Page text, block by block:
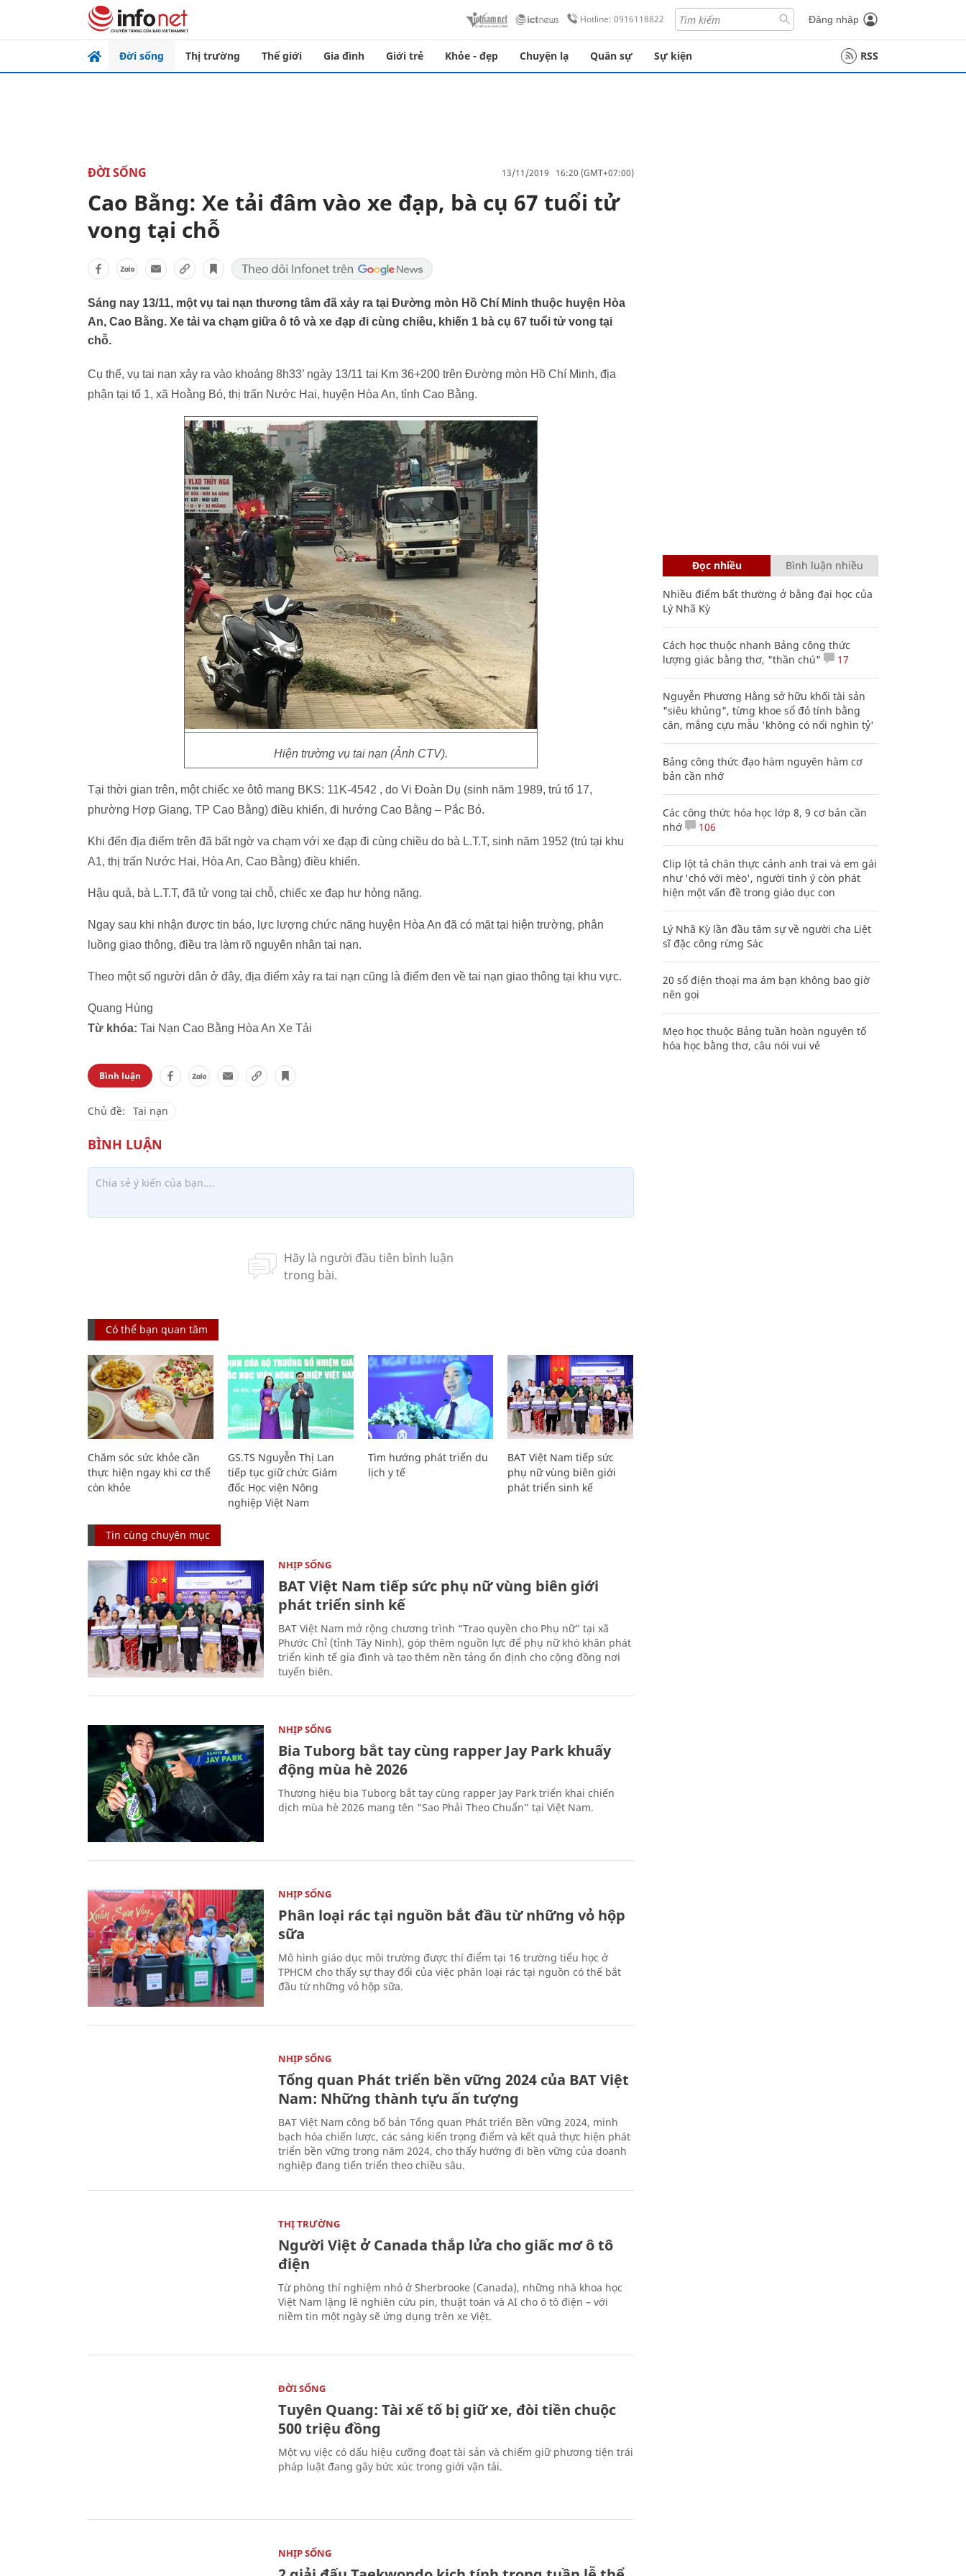
Hotline: 0916118822 Đăng nhập
Đời sống Thị trường Thế giới Gia đình Giới trẻ Khỏe - đẹp Chuyện lạ Quân sự Sự kiện RSS
ĐỜI SỐNG 13/11/2019 16:20 (GMT+07:00)
Cao Bằng: Xe tải đâm vào xe đạp, bà cụ 67 tuổi tử
vong tại chỗ
Sáng nay 13/11, một vụ tai nạn thương tâm đã xảy ra tại Đường mòn Hồ Chí Minh thuộc huyện Hòa
An, Cao Bằng. Xe tải va chạm giữa ô tô và xe đạp đi cùng chiều, khiến 1 bà cụ 67 tuổi tử vong tại
chỗ.
Cụ thể, vụ tai nạn xảy ra vào khoảng 8h33’ ngày 13/11 tại Km 36+200 trên Đường mòn Hồ Chí Minh, địa
phận tại tổ 1, xã Hoằng Bó, thị trấn Nước Hai, huyện Hòa An, tỉnh Cao Bằng.
Hiện trường vụ tai nạn (Ảnh CTV).
Tại thời gian trên, một chiếc xe ôtô mang BKS: 11K-4542 , do Vi Đoàn Dụ (sinh năm 1989, trú tổ 17,
phường Hợp Giang, TP Cao Bằng) điều khiển, đi hướng Cao Bằng – Pắc Bó.
Khi đến địa điểm trên đã bất ngờ va chạm với xe đạp đi cùng chiều do bà L.T.T, sinh năm 1952 (trú tại khu
A1, thị trấn Nước Hai, Hòa An, Cao Bằng) điều khiển.
Hậu quả, bà L.T.T, đã tử vong tại chỗ, chiếc xe đạp hư hỏng nặng.
Ngay sau khi nhận được tin báo, lực lượng chức năng huyện Hòa An đã có mặt tại hiện trường, phân
luồng giao thông, điều tra làm rõ nguyên nhân tai nạn.
Theo một số người dân ở đây, địa điểm xảy ra tai nạn cũng là điểm đen về tai nạn giao thông tại khu vực.
Quang Hùng
Từ khóa: Tai Nạn Cao Bằng Hòa An Xe Tải
Bình luận
Chủ đề: Tai nạn
Có thể bạn quan tâm
Chăm sóc sức khỏe cần
thực hiện ngay khi cơ thể
còn khỏe
GS.TS Nguyễn Thị Lan
tiếp tục giữ chức Giám
đốc Học viện Nông
nghiệp Việt Nam
Tìm hướng phát triển du
lịch y tế
BAT Việt Nam tiếp sức
phụ nữ vùng biên giới
phát triển sinh kế
Tin cùng chuyên mục
NHỊP SỐNG
BAT Việt Nam tiếp sức phụ nữ vùng biên giới
phát triển sinh kế
BAT Việt Nam mở rộng chương trình “Trao quyền cho Phụ nữ” tại xã
Phước Chỉ (tỉnh Tây Ninh), góp thêm nguồn lực để phụ nữ khó khăn phát
triển kinh tế gia đình và tạo thêm nền tảng ổn định cho cộng đồng nơi
tuyến biên.
NHỊP SỐNG
Bia Tuborg bắt tay cùng rapper Jay Park khuấy
động mùa hè 2026
Thương hiệu bia Tuborg bắt tay cùng rapper Jay Park triển khai chiến
dịch mùa hè 2026 mang tên "Sao Phải Theo Chuẩn” tại Việt Nam.
NHỊP SỐNG
Phân loại rác tại nguồn bắt đầu từ những vỏ hộp
sữa
Mô hình giáo dục môi trường được thí điểm tại 16 trường tiểu học ở
TPHCM cho thấy sự thay đổi của việc phân loại rác tại nguồn có thể bắt
đầu từ những vỏ hộp sữa.
NHỊP SỐNG
Tổng quan Phát triển bền vững 2024 của BAT Việt
Nam: Những thành tựu ấn tượng
BAT Việt Nam công bố bản Tổng quan Phát triển Bền vững 2024, minh
bạch hóa chiến lược, các sáng kiến trọng điểm và kết quả thực hiện phát
triển bền vững trong năm 2024, cho thấy hướng đi bền vững của doanh
nghiệp đang tiến triển theo chiều sâu.
THỊ TRƯỜNG
Người Việt ở Canada thắp lửa cho giấc mơ ô tô
điện
Từ phòng thí nghiệm nhỏ ở Sherbrooke (Canada), những nhà khoa học
Việt Nam lặng lẽ nghiên cứu pin, thuật toán và AI cho ô tô điện – với
niềm tin một ngày sẽ ứng dụng trên xe Việt.
ĐỜI SỐNG
Tuyên Quang: Tài xế tố bị giữ xe, đòi tiền chuộc
500 triệu đồng
Một vụ việc có dấu hiệu cưỡng đoạt tài sản và chiếm giữ phương tiện trái
pháp luật đang gây bức xúc trong giới vận tải.
NHỊP SỐNG
Đọc nhiều Bình luận nhiều
Nhiều điểm bất thường ở bằng đại học của
Lý Nhã Kỳ
Cách học thuộc nhanh Bảng công thức
lượng giác bằng thơ, "thần chú"
17
Nguyễn Phương Hằng sở hữu khối tài sản
"siêu khủng", từng khoe sổ đỏ tính bằng
cân, mắng cựu mẫu 'không có nổi nghìn tỷ'
Bảng công thức đạo hàm nguyên hàm cơ
bản cần nhớ
Các công thức hóa học lớp 8, 9 cơ bản cần
nhớ
106
Clip lột tả chân thực cảnh anh trai và em gái
như 'chó với mèo', người tinh ý còn phát
hiện một vấn đề trong giáo dục con
Lý Nhã Kỳ lần đầu tâm sự về người cha Liệt
sĩ đặc công rừng Sác
20 số điện thoại ma ám bạn không bao giờ
nên gọi
Mẹo học thuộc Bảng tuần hoàn nguyên tố
hóa học bằng thơ, câu nói vui vẻ